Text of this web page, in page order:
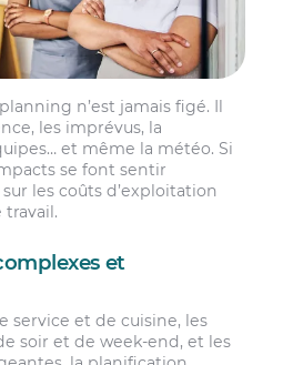
n’est jamais figé. Il
les imprévus, la
et même la météo. Si
se font sentir
les coûts d’exploitation
et
service et de cuisine, les
soir et de week-end, et les